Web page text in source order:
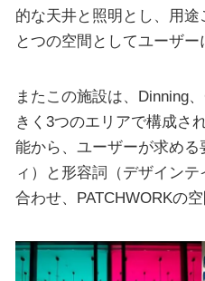
的な天井と照明とし、用
とつの空間としてユーザー
またこの施設は、Dinning
きく3つのエリアで構成さ
能から、ユーザーが求め
ィ）と形容詞（デザイン
合わせ、PATCHWORKの空